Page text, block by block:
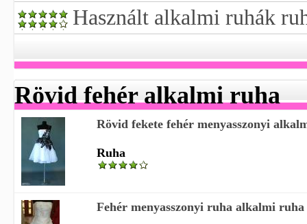
Használt alkalmi ruhák
Rövid fehér alkalmi ruha
Rövid fekete fehér menyasszonyi
Ruha
Fehér menyasszonyi ruha alkalmi